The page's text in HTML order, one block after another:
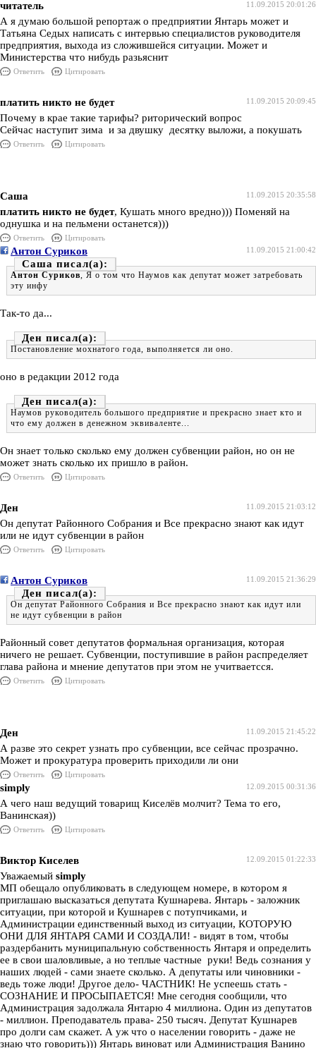
11.09.2015 20:01:26
читатель
А я думаю большой репортаж о предприятии Янтарь может и
Татьяна Седых написать с интервью специалистов руководителя
предприятия, выхода из сложившейся ситуации. Может и
Министерства что нибудь разьяснит
Ответить Цитировать
11.09.2015 20:09:45
платить никто не будет
Почему в крае такие тарифы? риторический вопрос
Сейчас наступит зима и за двушку десятку выложи, а покушать
Ответить Цитировать
11.09.2015 20:35:58
Саша
платить никто не будет, Кушать много вредно))) Поменяй на
однушка и на пельмени останется)))
Ответить
Цитировать
11.09.2015 21:00:42
Антон Суриков
Саша
Антон Суриков, Я о том что Наумов как депутат может затребовать
эту инфу
Так-то да...
Ден
Постановление мохнатого года, выполняется ли оно.
оно в редакции 2012 года
Ден
Наумов руководитель большого предприятие и прекрасно знает кто и
что ему должен в денежном эквиваленте...
Он знает только сколько ему должен субвенции район, но он не
может знать сколько их пришло в район.
Ответить Цитировать
11.09.2015 21:03:12
Ден
Он депутат Районного Собрания и Все прекрасно знают как идут
или не идут субвенции в район
Ответить Цитировать
11.09.2015 21:36:29
Антон Суриков
Ден
Он депутат Районного Собрания и Все прекрасно знают как идут или
не идут субвенции в район
Районный совет депутатов формальная организация, которая
ничего не решает. Субвенции, поступившие в район распределяет
глава района и мнение депутатов при этом не учитваетсся.
Ответить Цитировать
11.09.2015 21:45:22
Ден
А разве это секрет узнать про субвенции, все сейчас прозрачно.
Может и прокуратура проверить приходили ли они
Ответить
Цитировать
12.09.2015 00:31:36
simply
А чего наш ведущий товарищ Киселёв молчит? Тема то его,
Ванинская))
Ответить Цитировать
12.09.2015 01:22:33
Виктор Киселев
Уважаемый simply
МП обещало опубликовать в следующем номере, в котором я
приглашаю высказаться депутата Кушнарева. Янтарь - заложник
ситуации, при которой и Кушнарев с потупчиками, и
Администрации единственный выход из ситуации, КОТОРУЮ
ОНИ ДЛЯ ЯНТАРЯ САМИ И СОЗДАЛИ! - видят в том, чтобы
раздербанить муниципальную собственность Янтаря и определить
ее в свои шаловливые, а но теплые частные руки! Ведь сознания у
наших людей - сами знаете сколько. А депутаты или чиновники -
ведь тоже люди! Другое дело- ЧАСТНИК! Не успеешь стать -
СОЗНАНИЕ И ПРОСЫПАЕТСЯ! Мне сегодня сообщили, что
Администрация задолжала Янтарю 4 миллиона. Один из депутатов
- миллион. Преподаватель права- 250 тысяч. Депутат Кушнарев
про долги сам скажет. А уж что о населении говорить - даже не
знаю что говорить))) Янтарь виноват или Администрация Ванино